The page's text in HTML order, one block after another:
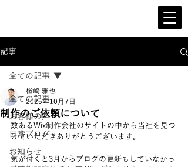
記事
全ての記事
お客様の声
日常ブログ
お知らせ
全ての記事
制作のご依頼について
楢崎 雅也
2025年10月7日
数あるWix制作会社のサイトの中から当社を見つ
けていただきありがとうございます。
気が付くと3月からブログの更新もしていなかっ